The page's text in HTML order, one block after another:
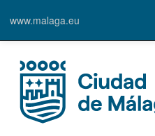
www.malaga.eu